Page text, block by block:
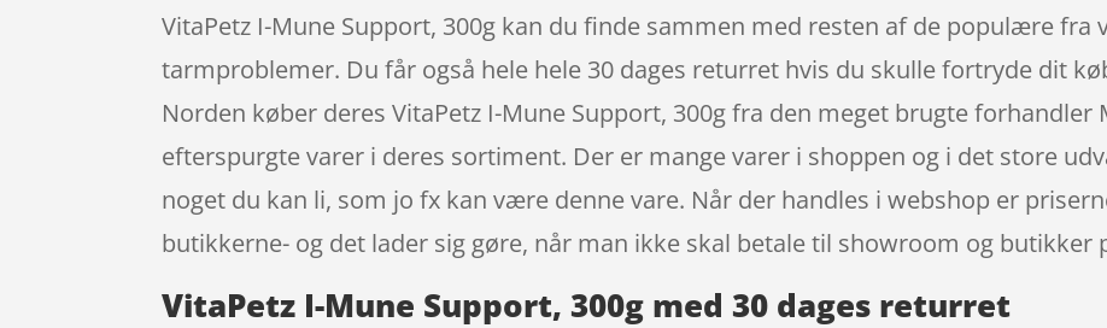
VitaPetz I-Mune Support, 300g kan du finde sammen med resten af de populære fra
tarmproblemer. Du får også hele hele 30 dages returret hvis du skulle fortryde dit
Norden køber deres VitaPetz I-Mune Support, 300g fra den meget brugte forhandler
efterspurgte varer i deres sortiment. Der er mange varer i shoppen og i det store
noget du kan li, som jo fx kan være denne vare. Når der handles i webshop er
butikkerne- og det lader sig gøre, når man ikke skal betale til showroom og butikker
VitaPetz I-Mune Support, 300g med 30 dages returret